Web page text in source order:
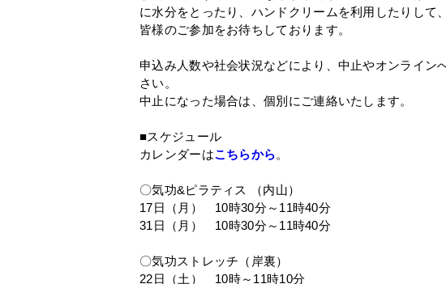
に水分をとったり、ハンドクリームを利用したりして
皆様のご参加をお待ちしております。
申込み人数や社会状況などにより、中止やオンライ
さい。
中止になった場合は、個別にご連絡いたします。
■スケジュール
カレンダーはこちらから。
〇気功&ピラティス （内山）
17日（月） 10時30分～11時40分
31日（月） 10時30分～11時40分
〇気功ストレッチ（岸裏）
22日（土） 10時～11時10分